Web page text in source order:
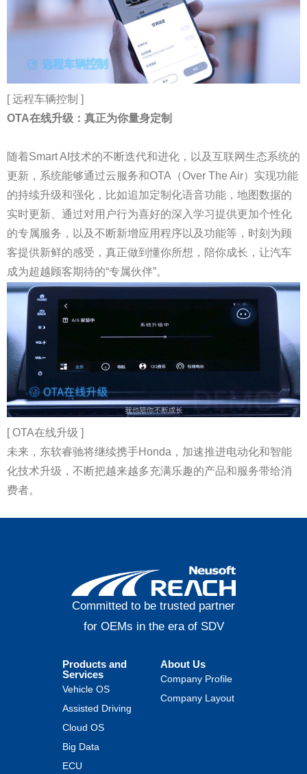
[ 远程车辆控制 ]
OTA在线升级：真正为你量身定制
随着Smart AI技术的不断迭代和进化，以及互联网生态系统的
更新，系统能够通过云服务和OTA（Over The Air）实现功能
的持续升级和强化，比如追加定制化语音功能，地图数据的
实时更新、通过对用户行为喜好的深入学习提供更加个性化
的专属服务，以及不断新增应用程序以及功能等，时刻为顾
客提供新鲜的感受，真正做到懂你所想，陪你成长，让汽车
成为超越顾客期待的“专属伙伴”。
[ OTA在线升级 ]
未来，东软睿驰将继续携手Honda，加速推进电动化和智能
化技术升级，不断把越来越多充满乐趣的产品和服务带给消
费者。
Committed to be trusted partner
for OEMs in the era of SDV
Products and
Services
Vehicle OS
Assisted Driving
Cloud OS
Big Data
ECU
About Us
Company Profile
Company Layout